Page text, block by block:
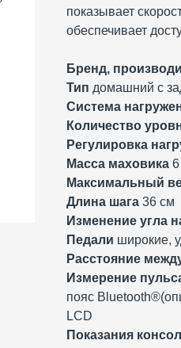
показывает
обеспечивает
Бренд,
Тип домашний с
Система
Количество
Регулировка
Масса маховика 6
Максимальный
Длина шага 36 см
Изменение угла
Педали широкие,
Расстояние
Измерение
пояс
LCD
Показания